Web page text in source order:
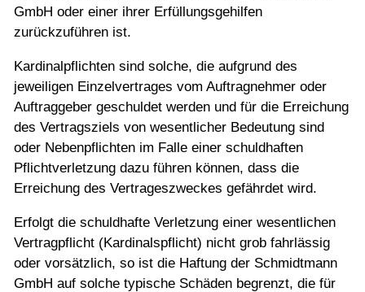
GmbH oder einer ihrer Erfüllungsgehilfen
zurückzuführen ist.
Kardinalpflichten sind solche, die aufgrund des
jeweiligen Einzelvertrages vom Auftragnehmer oder
Auftraggeber geschuldet werden und für die Erreichung
des Vertragsziels von wesentlicher Bedeutung sind
oder Nebenpflichten im Falle einer schuldhaften
Pflichtverletzung dazu führen können, dass die
Erreichung des Vertrageszweckes gefährdet wird.
Erfolgt die schuldhafte Verletzung einer wesentlichen
Vertragpflicht (Kardinalspflicht) nicht grob fahrlässig
oder vorsätzlich, so ist die Haftung der Schmidtmann
GmbH auf solche typische Schäden begrenzt, die für